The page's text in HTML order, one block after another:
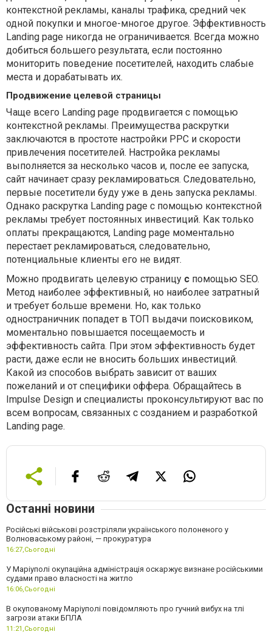
контекстной рекламы, каналы трафика, средний чек
одной покупки и многое-многое другое. Эффективность
Landing page никогда не ограничивается. Всегда можно
добиться большего результата, если постоянно
мониторить поведение посетителей, находить слабые
места и дорабатывать их.
Продвижение целевой страницы
Чаще всего Landing page продвигается с помощью
контекстной рекламы. Преимущества раскрутки
заключаются в простоте настройки PPC и скорости
привлечения посетителей. Настройка рекламы
выполняется за несколько часов и, после ее запуска,
сайт начинает сразу рекламироваться. Следовательно,
первые посетители буду уже в день запуска рекламы.
Однако раскрутка Landing page с помощью контекстной
рекламы требует постоянных инвестиций. Как только
оплаты прекращаются, Landing page моментально
перестает рекламироваться, следовательно,
потенциальные клиенты его не видят.
Можно продвигать целевую страницу с помощью SEO.
Метод наиболее эффективный, но наиболее затратный
и требует больше времени. Но, как только
одностраничник попадет в ТОП выдачи поисковиком,
моментально повышается посещаемость и
эффективность сайта. При этом эффективность будет
расти, даже если не вносить больших инвестиций.
Какой из способов выбрать зависит от ваших
пожеланий и от специфики оффера. Обращайтесь в
Impulse Design и специалисты проконсультируют вас по
всем вопросам, связанных с созданием и разработкой
Landing page.
Останні новини
Російські військові розстріляли українського полоненого у
Волноваському районі, — прокуратура
16:27,Сьогодні
У Маріуполі окупаційна адміністрація оскаржує визнане російськими
судами право власності на житло
16:06,Сьогодні
В окупованому Маріуполі повідомляють про гучний вибух на тлі
загрози атаки БПЛА
11:21,Сьогодні